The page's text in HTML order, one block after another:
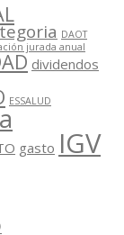
DAOT
jurada anual
dividendos
ESSALUD
gasto IGV